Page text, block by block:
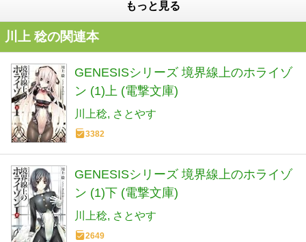
もっと見る
川上 稔の関連本
GENESISシリーズ 境界線上のホライゾ
ン (1)上 (電撃文庫)
川上稔 さとやす
3382
GENESISシリーズ 境界線上のホライゾ
ン (1)下 (電撃文庫)
川上稔 さとやす
2649